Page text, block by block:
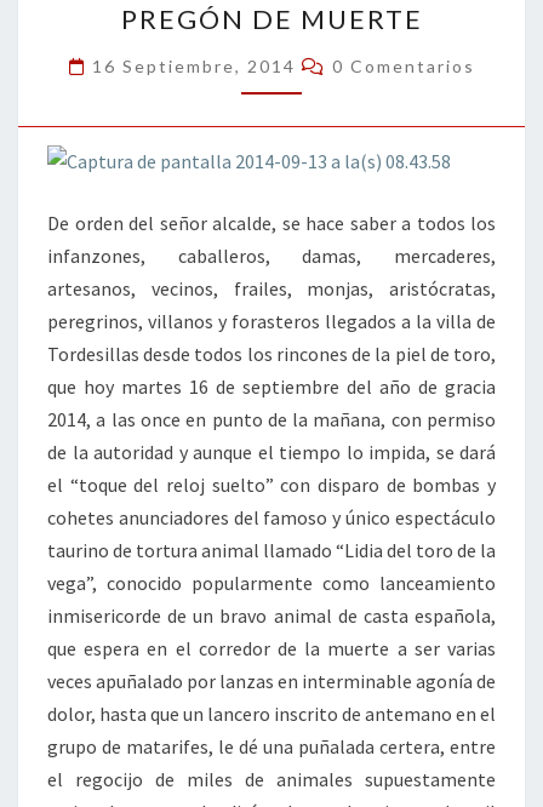
tir
DE
MUERTE
PREGÓN DE MUERTE
16 Septiembre, 2014 Comentarios
0 Comentarios
De orden del señor alcalde, se hace saber a todos los
infanzones, caballeros, damas, mercaderes,
artesanos, vecinos, frailes, monjas, aristócratas,
peregrinos, villanos y forasteros llegados a la villa de
Tordesillas desde todos los rincones de la piel de toro,
que hoy martes 16 de septiembre del año de gracia
2014, a las once en punto de la mañana, con permiso
de la autoridad y aunque el tiempo lo impida, se dará
el “toque del reloj suelto” con disparo de bombas y
cohetes anunciadores del famoso y único espectáculo
taurino de tortura animal llamado “Lidia del toro de la
vega”, conocido popularmente como lanceamiento
inmisericorde de un bravo animal de casta española,
que espera en el corredor de la muerte a ser varias
veces apuñalado por lanzas en interminable agonía de
dolor, hasta que un lancero inscrito de antemano en el
grupo de matarifes, le dé una puñalada certera, entre
el regocijo de miles de animales supuestamente